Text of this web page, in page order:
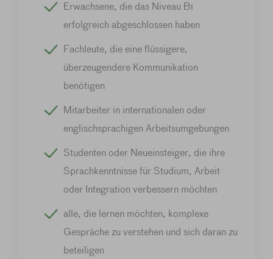
Erwachsene, die das Niveau B1
erfolgreich abgeschlossen haben
Fachleute, die eine flüssigere,
überzeugendere Kommunikation
benötigen
Mitarbeiter in internationalen oder
englischsprachigen Arbeitsumgebungen
Studenten oder Neueinsteiger, die ihre
Sprachkenntnisse für Studium, Arbeit
oder Integration verbessern möchten
alle, die lernen möchten, komplexe
Gespräche zu verstehen und sich daran zu
beteiligen